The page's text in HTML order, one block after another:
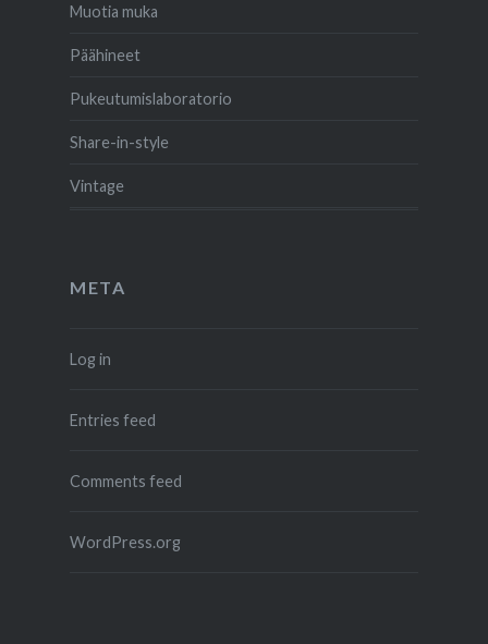
Muotia muka
Päähineet
Pukeutumislaboratorio
Share-in-style
Vintage
META
Log in
Entries feed
Comments feed
WordPress.org